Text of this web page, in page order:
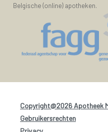
Belgische (online) apotheken.
Copyright@2026 Apotheek
Gebruikersrechten